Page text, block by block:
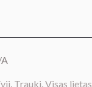
Trauki Visas lietas